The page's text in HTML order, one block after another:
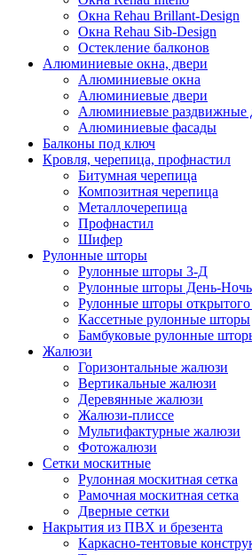
Окна Rehau Вrillant-Design
Окна Rehau Sib-Design
Остекление балконов
Алюминиевые окна, двери
Алюминиевые окна
Алюминиевые двери
Алюминиевые раздвижные
Алюминиевые фасады
Балконы под ключ
Кровля, черепица, профнастил
Битумная черепица
Композитная черепица
Металлочерепица
Профнастил
Шифер
Рулонные шторы
Рулонные шторы 3-Д
Рулонные шторы День-Ночь
Рулонные шторы открытого
Кассетные рулонные шторы
Бамбуковые рулонные
Жалюзи
Горизонтальные жалюзи
Вертикальные жалюзи
Деревянные жалюзи
Жалюзи-плиссе
Мультифактурные жалюзи
Фотожалюзи
Сетки москитные
Рулонная москитная сетка
Рамочная москитная сетка
Дверные сетки
Накрытия из ПВХ и брезента
Каркасно-тентовые